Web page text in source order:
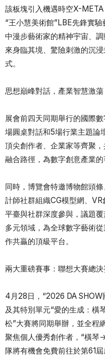
該板塊引入機遇時空X-
“王小慧美術館”LBE先鋒實
中漫步藝術家的精神宇宙、
來身臨其境、驚險刺激的沉
式。
思想巔峰對話，產業智慧激蕩
展會前四天同期舉行的國際
場圓桌對話和5場行業主題論
頂尖創作者、企業家等齊聚
融合路徑，為數字創意產業的
同時，博覽會特邀博物館頭
計師社群組織CG模型網、
平臺與社群深度參與，議題
多元領域，為全球數字藝術
作共贏的頂級平台。
兩大重磅賽事：聯想大賽總
4月28日，“2026 DA SHOW
及其特別單元“愛的生成：
松”大賽將同期舉辦，並全程
聚焦個人優秀創作者，“橫琴
隊將有機會免費前往於第61